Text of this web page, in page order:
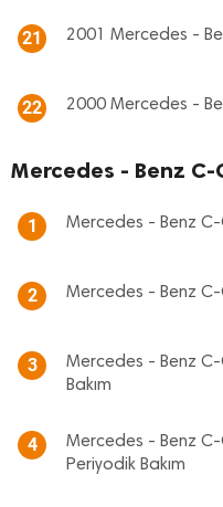
21 2001 Mercedes -
22 2000 Mercedes -
Mercedes - Benz
1 Mercedes - Benz C-
2 Mercedes - Benz C-
3
Mercedes - Benz
Bakım
4
Mercedes - Benz
Periyodik Bakım